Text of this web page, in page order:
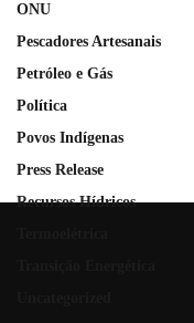
ONU
Pescadores Artesanais
Petróleo e Gás
Política
Povos Indígenas
Press Release
Recursos Hídricos